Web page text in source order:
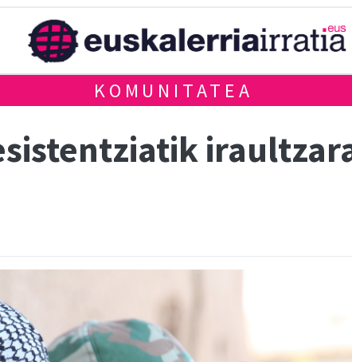
KOMUNITATEA